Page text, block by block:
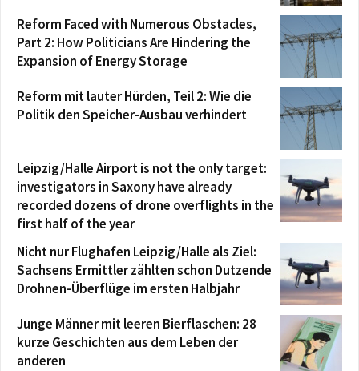
Reform Faced with Numerous Obstacles,
Part 2: How Politicians Are Hindering the
Expansion of Energy Storage
Reform mit lauter Hürden, Teil 2: Wie die
Politik den Speicher-Ausbau verhindert
Leipzig/Halle Airport is not the only target:
investigators in Saxony have already
recorded dozens of drone overflights in the
first half of the year
Nicht nur Flughafen Leipzig/Halle als Ziel:
Sachsens Ermittler zählten schon Dutzende
Drohnen-Überflüge im ersten Halbjahr
Junge Männer mit leeren Bierflaschen: 28
kurze Geschichten aus dem Leben der
anderen